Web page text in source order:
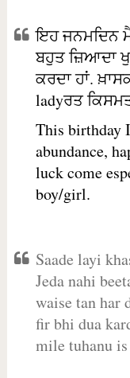
ਇਹ ਜਨਮਦਿਨ
ਬਹੁਤ ਜ਼ਿਆਦਾ
ਕਰਦਾ ਹਾਂ.
ladyਰਤ
This birthday
abundance,
luck come
boy/girl.
Saade layi
Jeda nahi
waise tan har
fir bhi dua
mile tuhanu